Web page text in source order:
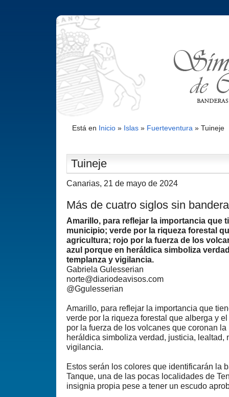
Está en Inicio» Islas» Fuerteventura » Tuineje
Tuineje
Canarias, 21 de mayo de 2024
Más de cuatro siglos sin bandera
Amarillo, para reflejar la importancia que
municipio; verde por la riqueza forestal
agricultura; rojo por la fuerza de los
azul porque en heráldica simboliza
templanza y vigilancia.
Gabriela Gulesserian
norte@diariodeavisos.com
@Ggulesserian
Amarillo, para reflejar la importancia que
verde por la riqueza forestal que alberga y
por la fuerza de los volcanes que coronan
heráldica simboliza verdad, justicia, lealtad,
vigilancia.
Estos serán los colores que identificarán la
Tanque, una de las pocas localidades de
insignia propia pese a tener un escudo